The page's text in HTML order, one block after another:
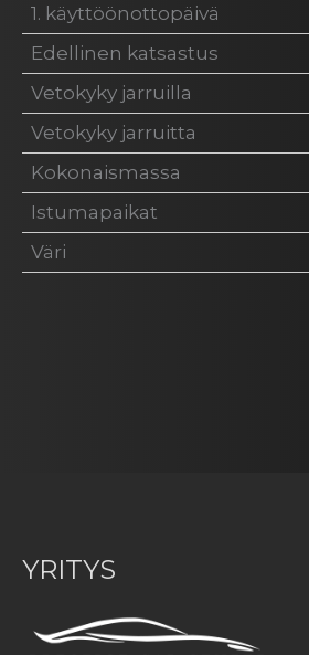
1. käyttöönottopäivä
Edellinen katsastus
Vetokyky jarruilla
Vetokyky jarruitta
Kokonaismassa
Istumapaikat
Väri
YRITYS